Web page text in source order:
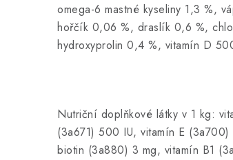
omega-6 mastné kyseliny 1,3 %,
hořčík 0,06 %, draslík 0,6 %,
hydroxyprolin 0,4 %, vitamín D
Nutriční doplňkové látky v 1 kg:
(3a671) 500 IU, vitamín E
biotin (3a880) 3 mg, vitamín B1